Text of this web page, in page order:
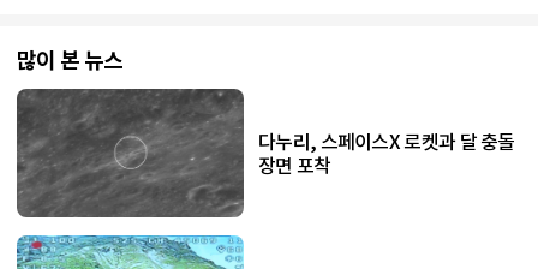
많이 본 뉴스
다누리, 스페이스X 로켓과 달 충돌
장면 포착